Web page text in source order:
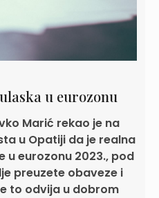
u eurozonu
Marić rekao je na
u Opatiji da je realna
u eurozonu 2023., pod
preuzete obaveze i
to odvija u dobrom